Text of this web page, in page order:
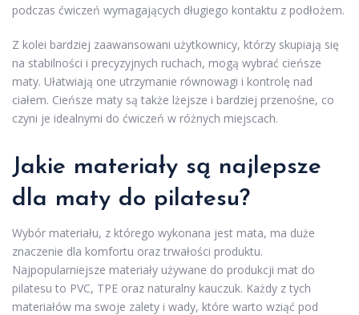
podczas ćwiczeń wymagających długiego kontaktu z podłożem.
Z kolei bardziej zaawansowani użytkownicy, którzy skupiają się
na stabilności i precyzyjnych ruchach, mogą wybrać cieńsze
maty. Ułatwiają one utrzymanie równowagi i kontrolę nad
ciałem. Cieńsze maty są także lżejsze i bardziej przenośne, co
czyni je idealnymi do ćwiczeń w różnych miejscach.
Jakie materiały są najlepsze
dla maty do pilatesu?
Wybór materiału, z którego wykonana jest mata, ma duże
znaczenie dla komfortu oraz trwałości produktu.
Najpopularniejsze materiały używane do produkcji mat do
pilatesu to PVC, TPE oraz naturalny kauczuk. Każdy z tych
materiałów ma swoje zalety i wady, które warto wziąć pod